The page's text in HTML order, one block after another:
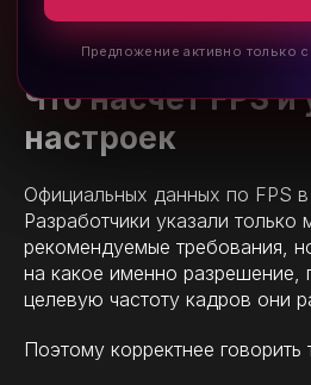
оптимизация на релизе не
Что насчет FPS и
настроек
Официальных данных по FPS в
Разработчики указали только
рекомендуемые требования,
на какое именно разрешение,
целевую частоту кадров они
Поэтому корректнее говорить
Предложение активно только
Предложение активно только